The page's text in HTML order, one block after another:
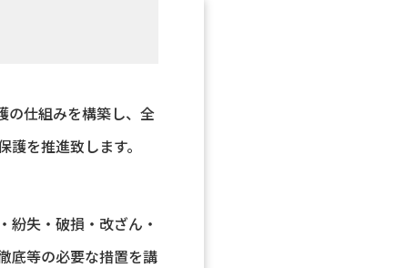
の仕組みを構築し、全
を推進致します。
紛失・破損・改ざん・
底等の必要な措置を講